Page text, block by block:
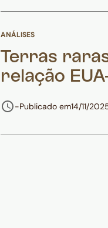
ANÁLISES
Terras
relação
-Publicado em14/11/